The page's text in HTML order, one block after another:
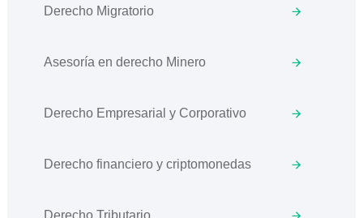
Derecho Migratorio
Asesoría en derecho Minero
Derecho Empresarial y Corporativo
Derecho financiero y criptomonedas
Derecho Tributario